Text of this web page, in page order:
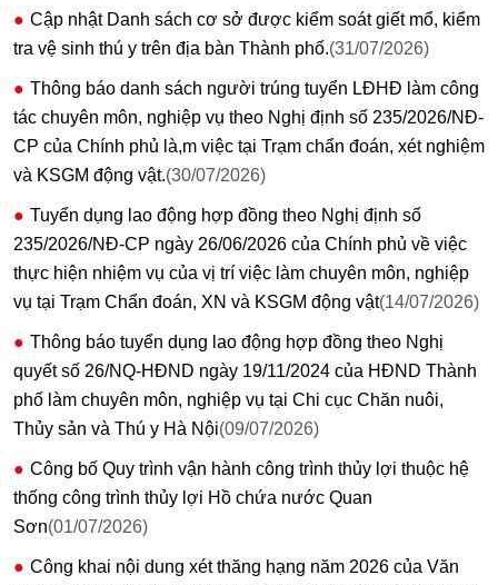
Cập nhật Danh sách cơ sở được kiểm soát giết mổ, kiểm
tra vệ sinh thú y trên địa bàn Thành phố.(31/07/2026)
Thông báo danh sách người trúng tuyển LĐHĐ làm công
tác chuyên môn, nghiệp vụ theo Nghị định số 235/2026/NĐ-
CP của Chính phủ là,m việc tại Trạm chẩn đoán, xét nghiệm
và KSGM động vật.(30/07/2026)
Tuyển dụng lao động hợp đồng theo Nghị định số
235/2026/NĐ-CP ngày 26/06/2026 của Chính phủ về việc
thực hiện nhiệm vụ của vị trí việc làm chuyên môn, nghiệp
vụ tại Trạm Chẩn đoán, XN và KSGM động vật(14/07/2026)
Thông báo tuyển dụng lao động hợp đồng theo Nghị
quyết số 26/NQ-HĐND ngày 19/11/2024 của HĐND Thành
phố làm chuyên môn, nghiệp vụ tại Chi cục Chăn nuôi,
Thủy sản và Thú y Hà Nội(09/07/2026)
Công bố Quy trình vận hành công trình thủy lợi thuộc hệ
thống công trình thủy lợi Hồ chứa nước Quan
Sơn(01/07/2026)
Công khai nội dung xét thăng hạng năm 2026 của Văn